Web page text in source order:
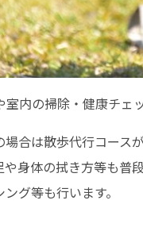
内の掃除・健康チ
合は散歩代行コースが
身体の拭き方等も普
グ等も行います。